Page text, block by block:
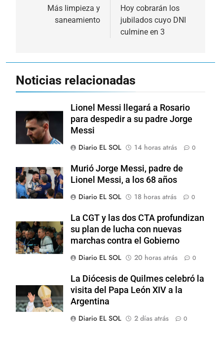
Más limpieza y
saneamiento
Hoy cobrarán los
jubilados cuyo DNI
culmine en 3
Noticias relacionadas
Lionel Messi llegará a Rosario
para despedir a su padre Jorge
Messi
Diario EL SOL
14 horas atrás 0
Murió Jorge Messi, padre de
Lionel Messi, a los 68 años
Diario EL SOL
18 horas atrás 0
La CGT y las dos CTA profundizan
su plan de lucha con nuevas
marchas contra el Gobierno
Diario EL SOL
20 horas atrás 0
La Diócesis de Quilmes celebró la
visita del Papa León XIV a la
Argentina
Diario EL SOL
2 días atrás 0